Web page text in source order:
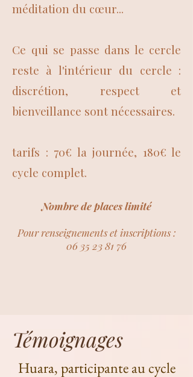
méditation du cœur...
Ce qui se passe dans le cercle
reste à l'intérieur du cercle :
discrétion, respect et
bienveillance sont nécessaires.
tarifs : 70€ la journée, 180€ le
cycle complet.
Nombre de places limité
Pour renseignements et inscriptions :
06 35 23 81 76
Témoignages
Huara, participante au cycle